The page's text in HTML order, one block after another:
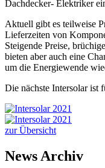
Dachdecker- Elektriker
Aktuell gibt es teilweise
Lieferzeiten von
Steigende Preise,
bieten aber auch eine
um die Energiewende
Die nächste Intersolar ist
zur Übersicht
News Archiv